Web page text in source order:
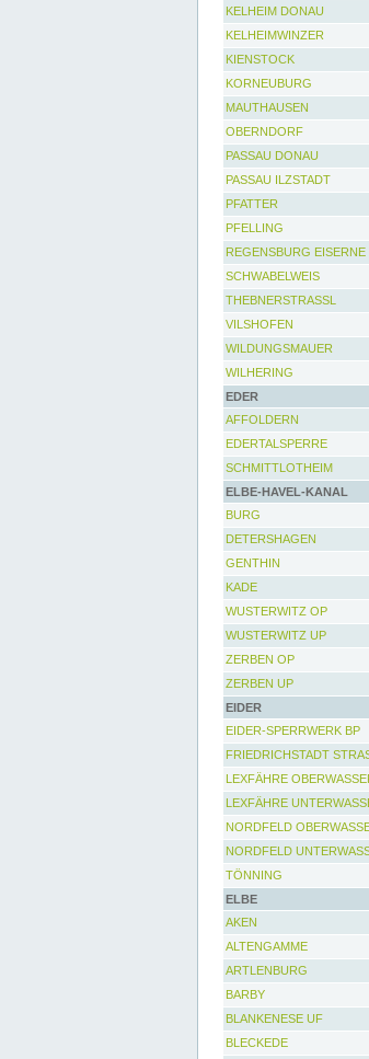
KELHEIM DONAU
KELHEIMWINZER
KIENSTOCK
KORNEUBURG
MAUTHAUSEN
OBERNDORF
PASSAU DONAU
PASSAU ILZSTADT
PFATTER
PFELLING
REGENSBURG EISERNE
SCHWABELWEIS
THEBNERSTRASSL
VILSHOFEN
WILDUNGSMAUER
WILHERING
EDER
AFFOLDERN
EDERTALSPERRE
SCHMITTLOTHEIM
ELBE-HAVEL-KANAL
BURG
DETERSHAGEN
GENTHIN
KADE
WUSTERWITZ OP
WUSTERWITZ UP
ZERBEN OP
ZERBEN UP
EIDER
EIDER-SPERRWERK BP
FRIEDRICHSTADT
LEXFÄHRE
LEXFÄHRE
NORDFELD
NORDFELD
TÖNNING
ELBE
AKEN
ALTENGAMME
ARTLENBURG
BARBY
BLANKENESE UF
BLECKEDE